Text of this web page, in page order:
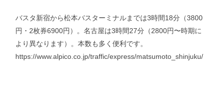
バスタ新宿から松本バスターミナルまでは3時間18分（3800
円・2枚券6900円）。名古屋は3時間27分（2800円〜時期に
より異なります）。本数も多く便利です。
https://www.alpico.co.jp/traffic/express/matsumoto_shinjuku/